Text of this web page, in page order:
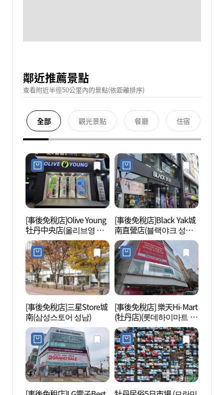
鄰近推薦景點
查看附近半徑50公里內的景點(依距離排序)
全部 觀光景點 餐廳 住宿
[事後免稅店]Olive Young
牡丹中央店(올리브영 모
란중앙점)
[事後免稅店]Black Yak城
南直營店(블랙야크 성남
직영점)
[事後免稅店]三星Store城
南(삼성스토어 성남)
[事後免稅店] 樂天Hi-Mart
(牡丹店)(롯데하이마트 모
란점)